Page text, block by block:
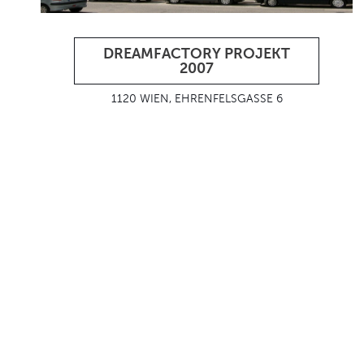
DREAMFACTORY PROJEKT
2007
1120 WIEN, EHRENFELSGASSE 6